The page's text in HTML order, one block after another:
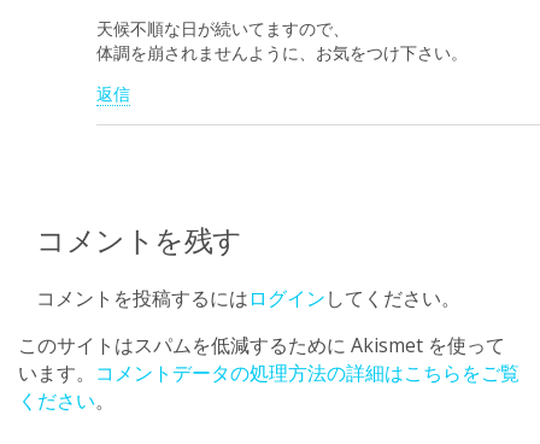
天候不順な日が続いてますので、
体調を崩されませんように、お気をつけ下さい。
返信
コメントを残す
コメントを投稿するにはログインしてください。
このサイトはスパムを低減するために Akismet を使って
います。 コメントデータの処理方法の詳細はこちらをご覧
ください。